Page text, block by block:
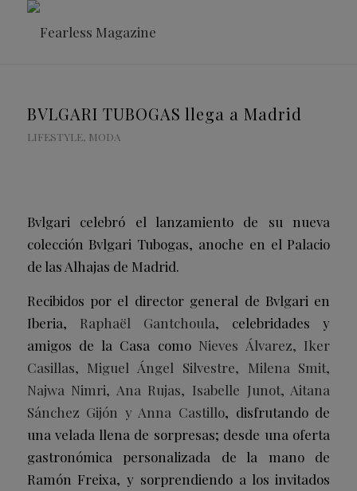
BVLGARI TUBOGAS llega a Madrid
LIFESTYLE, MODA
Bvlgari celebró el lanzamiento de su nueva
colección Bvlgari Tubogas, anoche en el Palacio
de las Alhajas de Madrid.
Recibidos por el director general de Bvlgari en
Iberia, Raphaël Gantchoula, celebridades y
amigos de la Casa como Nieves Álvarez, Iker
Casillas, Miguel Ángel Silvestre, Milena Smit,
Najwa Nimri, Ana Rujas, Isabelle Junot, Aitana
Sánchez Gijón y Anna Castillo, disfrutando de
una velada llena de sorpresas; desde una oferta
gastronómica personalizada de la mano de
Ramón Freixa, y sorprendiendo a los invitados